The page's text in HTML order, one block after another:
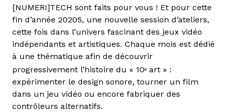
[NUMERI]TECH sont faits pour vous ! Et pour cette
fin d’année 20205, une nouvelle session d’ateliers,
cette fois dans l’univers fascinant des jeux vidéo
indépendants et artistiques. Chaque mois est dédié
à une thématique afin de découvrir
progressivement l’histoire du « 10e art » :
expérimenter le design sonore, tourner un film
dans un jeu vidéo ou encore fabriquer des
contrôleurs alternatifs.